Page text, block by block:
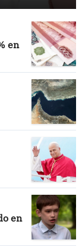
en
en